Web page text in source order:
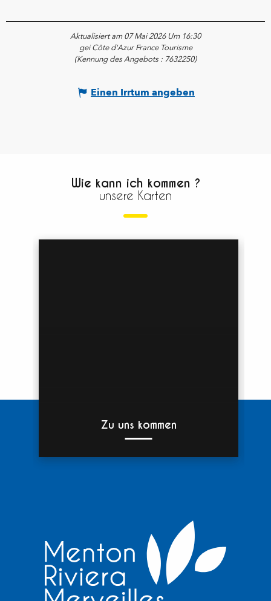
Aktualisiert am 07 Mai 2026 Um 16:30
gei Côte d'Azur France Tourisme
(Kennung des Angebots : 7632250)
Einen Irrtum angeben
Wie kann ich kommen ?
unsere Karten
Zu uns kommen